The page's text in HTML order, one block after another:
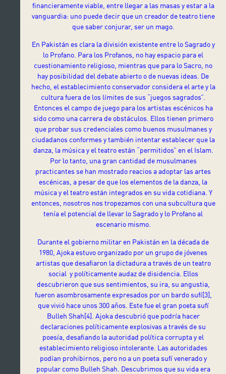
financieramente viable, entre llegar a las masas y estar a la
vanguardia: uno puede decir que un creador de teatro tiene
que saber conjurar, ser un mago.
En Pakistán es clara la división existente entre lo Sagrado y
lo Profano. Para los Profanos, no hay espacio para el
cuestionamiento religioso, mientras que para lo Sacro, no
hay posibilidad del debate abierto o de nuevas ideas. De
hecho, el establecimiento conservador considera el arte y la
cultura fuera de los límites de sus “juegos sagrados”.
Entonces el campo de juego para los artistas escénicos ha
sido como una carrera de obstáculos. Ellos tienen primero
que probar sus credenciales como buenos musulmanes y
ciudadanos conformes y también intentar establecer que la
danza, la música y el teatro están “permitidos” en el Islam.
Por lo tanto, una gran cantidad de musulmanes
practicantes se han mostrado reacios a adoptar las artes
escénicas, a pesar de que los elementos de la danza, la
música y el teatro están integrados en su vida cotidiana. Y
entonces, nosotros nos tropezamos con una subcultura que
tenía el potencial de llevar lo Sagrado y lo Profano al
escenario mismo.
Durante el gobierno militar en Pakistán en la década de
1980, Ajoka estuvo organizado por un grupo de jóvenes
artistas que desafiaron la dictadura a través de un teatro
social y políticamente audaz de disidencia. Ellos
descubrieron que sus sentimientos, su ira, su angustia,
fueron asombrosamente expresados por un bardo sufí[3],
que vivió hace unos 300 años. Este fue el gran poeta sufí
Bulleh Shah[4] . Ajoka descubrió que podría hacer
declaraciones políticamente explosivas a través de su
poesía, desafiando la autoridad política corrupta y el
establecimiento religioso intolerante. Las autoridades
podían prohibirnos, pero no a un poeta sufí venerado y
popular como Bulleh Shah. Descubrimos que su vida era